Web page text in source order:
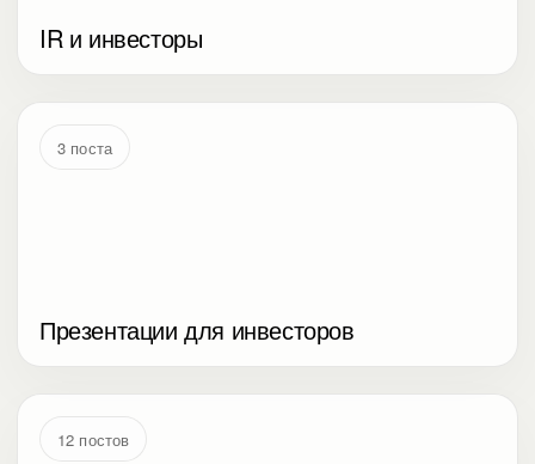
IR и инвесторы
3 поста
Презентации для инвесторов
12 постов